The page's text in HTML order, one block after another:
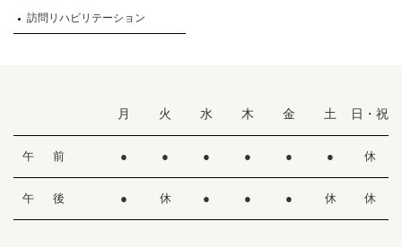
訪問リハビリテーション
月 火 水 木 金 土 日・祝
午 前 ● ● ● ● ● ● 休
午 後 ● 休 ● ● ● 休 休